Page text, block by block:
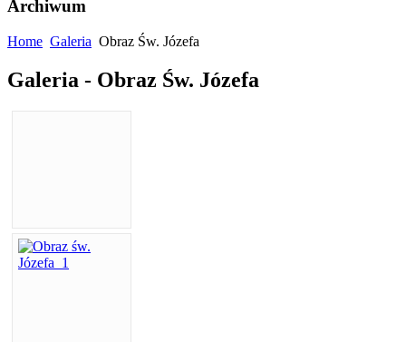
Archiwum
Home Galeria Obraz Św. Józefa
Galeria - Obraz Św. Józefa